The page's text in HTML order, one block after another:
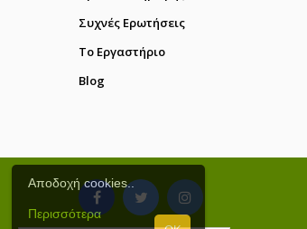
Συχνές Ερωτήσεις
Το Εργαστήριο
Blog
Αποδοχή cookies..
Περισσότερα